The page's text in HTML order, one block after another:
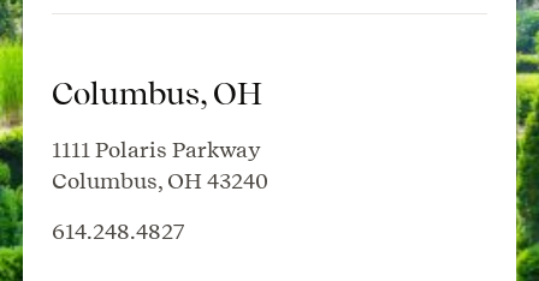
Columbus, OH
1111 Polaris Parkway
Columbus, OH 43240
614.248.4827